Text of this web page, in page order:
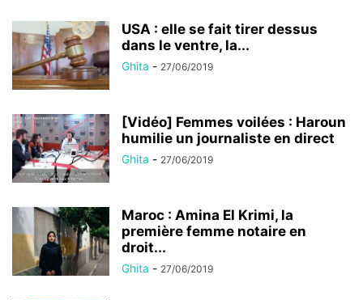
USA : elle se fait tirer dessus
dans le ventre, la...
Ghita - 27/06/2019
[Vidéo] Femmes voilées : Haroun
humilie un journaliste en direct
Ghita - 27/06/2019
Maroc : Amina El Krimi, la
première femme notaire en
droit...
Ghita - 27/06/2019